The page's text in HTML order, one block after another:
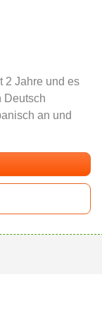
2 Jahre und es
Deutsch
an und